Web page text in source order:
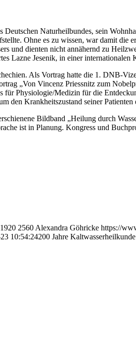
Deutschen Naturheilbundes, sein
Ohne es zu wissen, war damit die
und dienten nicht annähernd zu
Lazne Jesenik, in einer internationalen
Als Vortrag hatte die 1. DNB-
„Von Vincenz Priessnitz zum
Physiologie/Medizin für die
den Krankheitszustand seiner Patienten
Bildband „Heilung durch
ist in Planung. Kongress und
1920 2560 Alexandra Göhricke https://
10:54:24200 Jahre